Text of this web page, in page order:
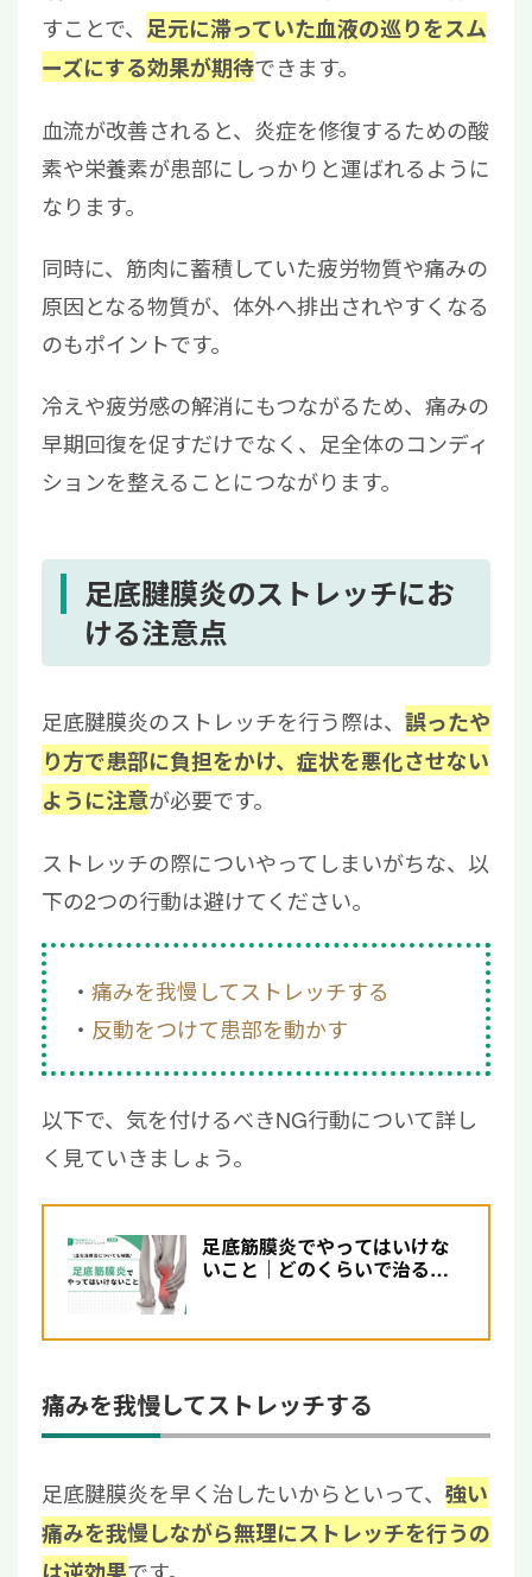
すことで、 足元に滞っていた血液の巡りをスム
ーズにする効果が期待できます。
血流が改善されると、炎症を修復するための酸
素や栄養素が患部にしっかりと運ばれるように
なります。
同時に、筋肉に蓄積していた疲労物質や痛みの
原因となる物質が、体外へ排出されやすくなる
のもポイントです。
冷えや疲労感の解消にもつながるため、痛みの
早期回復を促すだけでなく、足全体のコンディ
ションを整えることにつながります。
足底腱膜炎のストレッチにお
ける注意点
足底腱膜炎のストレッチを行う際は、 誤ったや
り方で患部に負担をかけ、症状を悪化させない
ように注意が必要です。
ストレッチの際についやってしまいがちな、以
下の2つの行動は避けてください。
痛みを我慢してストレッチする
反動をつけて患部を動かす
以下で、気を付けるべきNG行動について詳し
く見ていきましょう。
足底筋膜炎でやってはいけな
いこと｜どのくらいで治る？
痛みを我慢してストレッチする
足底腱膜炎を早く治したいからといって、 強い
痛みを我慢しながら無理にストレッチを行うの